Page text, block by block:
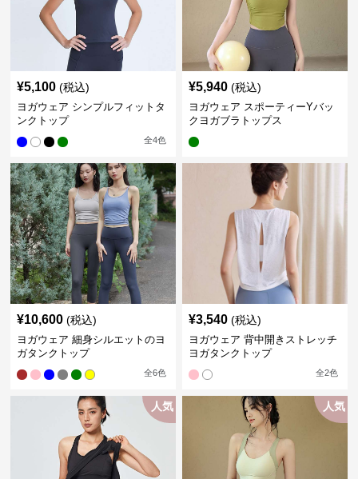
¥5,100 (税込)
ヨガウェア シンプルフィットタ
ンクトップ
全4色
¥5,940 (税込)
ヨガウェア スポーティーYバッ
クヨガブラトップス
¥10,600 (税込)
ヨガウェア 細身シルエットのヨ
ガタンクトップ
全6色
¥3,540 (税込)
ヨガウェア 背中開きストレッチ
ヨガタンクトップ
全2色
人気 人気